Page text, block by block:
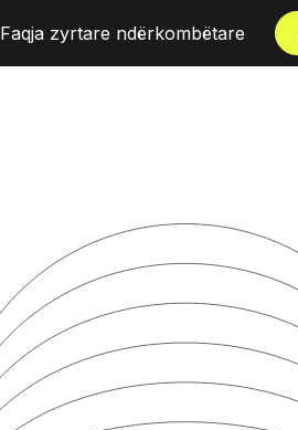
Faqja zyrtare ndërkombëtare